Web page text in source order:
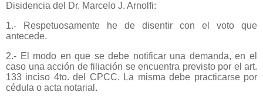
Disidencia del Dr. Marcelo J. Arnolfi:
1.- Respetuosamente he de disentir con el voto que
antecede.
2.- El modo en que se debe notificar una demanda, en el
caso una acción de filiación se encuentra previsto por el art.
133 inciso 4to. del CPCC. La misma debe practicarse por
cédula o acta notarial.